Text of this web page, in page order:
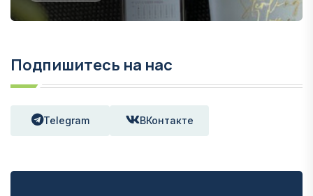
Подпишитесь на нас
Telegram ВКонтакте